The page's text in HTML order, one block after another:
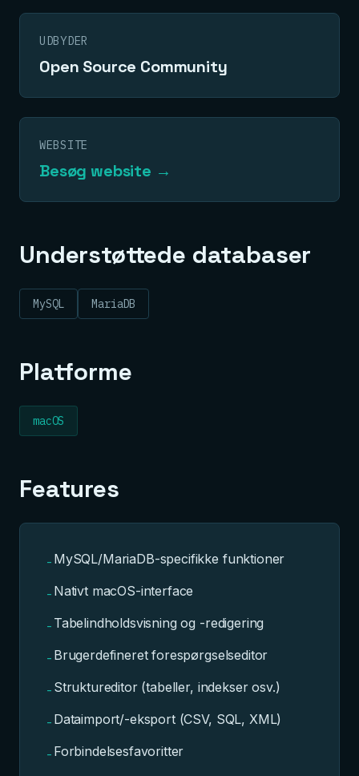
UDBYDER
Open Source Community
WEBSITE
Besøg website →
Understøttede databaser
MySQL MariaDB
Platforme
macOS
Features
- MySQL/MariaDB-specifikke funktioner
- Nativt macOS-interface
- Tabelindholdsvisning og -redigering
- Brugerdefineret forespørgselseditor
- Struktureditor (tabeller, indekser osv.)
- Dataimport/-eksport (CSV, SQL, XML)
- Forbindelsesfavoritter